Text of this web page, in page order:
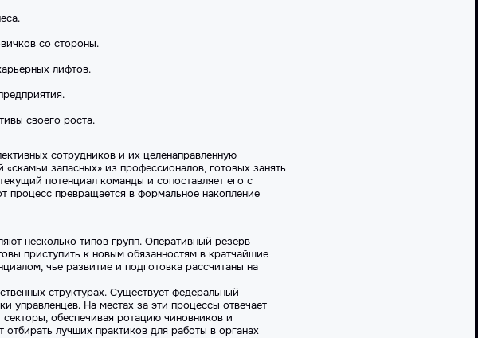
со стороны.
лифтов.
своего роста.
сотрудников и их целенаправленную
запасных» из профессионалов, готовых занять
потенциал команды и сопоставляет его с
процесс превращается в формальное накопление
несколько типов групп. Оперативный резерв
приступить к новым обязанностям в кратчайшие
чье развитие и подготовка рассчитаны на
структурах. Существует федеральный
управленцев. На местах за эти процессы отвечает
обеспечивая ротацию чиновников и
лучших практиков для работы в органах